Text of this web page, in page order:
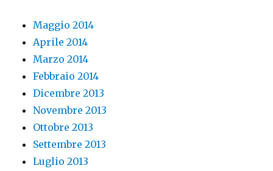
Maggio 2014
Aprile 2014
Marzo 2014
Febbraio 2014
Dicembre 2013
Novembre 2013
Ottobre 2013
Settembre 2013
Luglio 2013